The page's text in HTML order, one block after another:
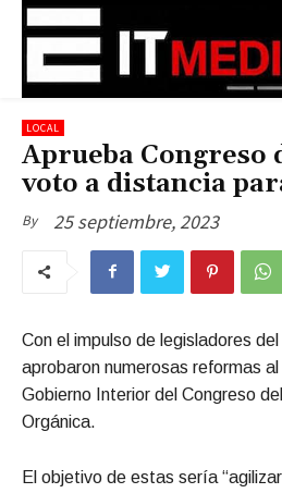
LOCAL
Aprueba Congreso
voto a distancia
By 25 septiembre, 2023
Con el impulso de legisladores
aprobaron numerosas reformas
Gobierno Interior del Congreso
Orgánica.
El objetivo de estas sería